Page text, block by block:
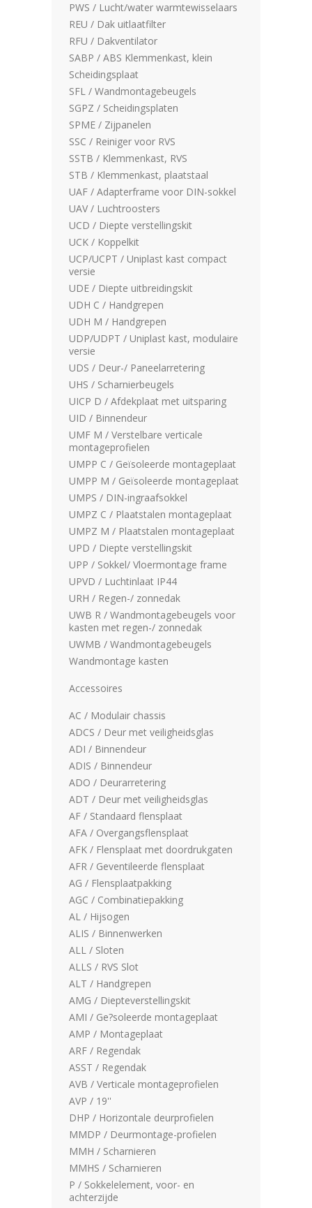
PWS / Lucht/water warmtewisselaars
REU / Dak uitlaatfilter
RFU / Dakventilator
SABP / ABS Klemmenkast, klein
Scheidingsplaat
SFL / Wandmontagebeugels
SGPZ / Scheidingsplaten
SPME / Zijpanelen
SSC / Reiniger voor RVS
SSTB / Klemmenkast, RVS
STB / Klemmenkast, plaatstaal
UAF / Adapterframe voor DIN-sokkel
UAV / Luchtroosters
UCD / Diepte verstellingskit
UCK / Koppelkit
UCP/UCPT / Uniplast kast compact
versie
UDE / Diepte uitbreidingskit
UDH C / Handgrepen
UDH M / Handgrepen
UDP/UDPT / Uniplast kast, modulaire
versie
UDS / Deur-/ Paneelarretering
UHS / Scharnierbeugels
UICP D / Afdekplaat met uitsparing
UID / Binnendeur
UMF M / Verstelbare verticale
montageprofielen
UMPP C / Geïsoleerde montageplaat
UMPP M / Geïsoleerde montageplaat
UMPS / DIN-ingraafsokkel
UMPZ C / Plaatstalen montageplaat
UMPZ M / Plaatstalen montageplaat
UPD / Diepte verstellingskit
UPP / Sokkel/ Vloermontage frame
UPVD / Luchtinlaat IP44
URH / Regen-/ zonnedak
UWB R / Wandmontagebeugels voor
kasten met regen-/ zonnedak
UWMB / Wandmontagebeugels
Wandmontage kasten
Accessoires
AC / Modulair chassis
ADCS / Deur met veiligheidsglas
ADI / Binnendeur
ADIS / Binnendeur
ADO / Deurarretering
ADT / Deur met veiligheidsglas
AF / Standaard flensplaat
AFA / Overgangsflensplaat
AFK / Flensplaat met doordrukgaten
AFR / Geventileerde flensplaat
AG / Flensplaatpakking
AGC / Combinatiepakking
AL / Hijsogen
ALIS / Binnenwerken
ALL / Sloten
ALLS / RVS Slot
ALT / Handgrepen
AMG / Diepteverstellingskit
AMI / Ge?soleerde montageplaat
AMP / Montageplaat
ARF / Regendak
ASST / Regendak
AVB / Verticale montageprofielen
AVP / 19''
DHP / Horizontale deurprofielen
MMDP / Deurmontage-profielen
MMH / Scharnieren
MMHS / Scharnieren
P / Sokkelelement, voor- en
achterzijde